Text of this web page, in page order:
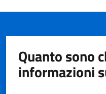
Quanto sono
informazioni